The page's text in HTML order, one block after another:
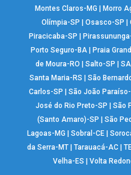
Montes Claros-MG |Morro
Olímpia-SP |Osasco-SP |
Piracicaba-SP |
Porto Seguro-BA| Praia
de Moura-RO |Salto-SP |
Santa Maria-RS | São
Carlos-SP | São João Paraíso-
José do Rio Preto-SP | São
(Santo Amaro)-SP | São
Lagoas-MG |Sobral-CE |
da Serra-MT| Tarauacá-AC|
Velha-ES | Volta